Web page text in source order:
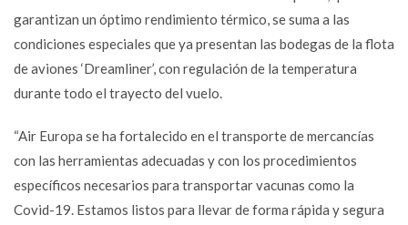
garantizan un óptimo rendimiento térmico, se suma a las
condiciones especiales que ya presentan las bodegas de la flota
de aviones ‘Dreamliner’, con regulación de la temperatura
durante todo el trayecto del vuelo.
“Air Europa se ha fortalecido en el transporte de mercancías
con las herramientas adecuadas y con los procedimientos
específicos necesarios para transportar vacunas como la
Covid-19. Estamos listos para llevar de forma rápida y segura